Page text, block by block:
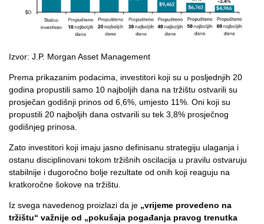
Izvor: J.P. Morgan Asset Management
Prema prikazanim podacima, investitori koji su u posljednjih 20
godina propustili samo 10 najboljih dana na tržištu ostvarili su
prosječan godišnji prinos od 6,6%, umjesto 11%. Oni koji su
propustili 20 najboljih dana ostvarili su tek 3,8% prosječnog
godišnjeg prinosa.
Zato investitori koji imaju jasno definisanu strategiju ulaganja i
ostanu disciplinovani tokom tržišnih oscilacija u pravilu ostvaruju
stabilnije i dugoročno bolje rezultate od onih koji reaguju na
kratkoročne šokove na tržištu.
Iz svega navedenog proizlazi da je „vrijeme provedeno na
tržištu“ važnije od „pokušaja pogađanja pravog trenutka